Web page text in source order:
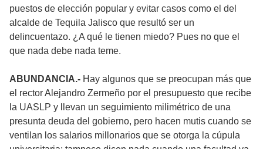
puestos de elección popular y evitar casos como el del
alcalde de Tequila Jalisco que resultó ser un
delincuentazo. ¿A qué le tienen miedo? Pues no que el
que nada debe nada teme.
ABUNDANCIA.- Hay algunos que se preocupan más que
el rector Alejandro Zermeño por el presupuesto que recibe
la UASLP y llevan un seguimiento milimétrico de una
presunta deuda del gobierno, pero hacen mutis cuando se
ventilan los salarios millonarios que se otorga la cúpula